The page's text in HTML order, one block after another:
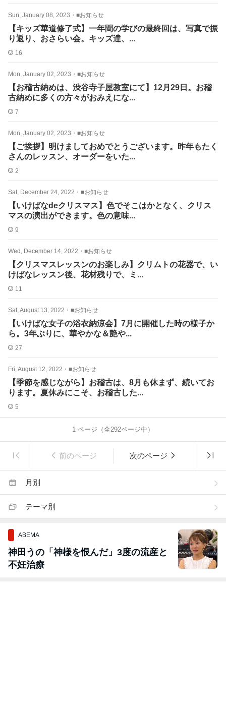
Sun, January 08, 2023 ・ ■お知らせ
【キッズ華道修了式】一年間の学びの最終回は、写真で振
り返り、おさらい会。キッズ達、...
16
Mon, January 02, 2023 ・ ■お知らせ
【お稽古納めは、渋谷寺子屋教室にて】12月29日。お稽
古納めに多くの方々がおみえにな...
7
Mon, January 02, 2023 ・ ■お知らせ
【ご挨拶】明けましておめでとうございます。昨年もたく
さんのレッスン、オーダーをいた...
2
Sat, December 24, 2022 ・ ■お知らせ
【いけばなdeクリスマス】色でそこはかとなく、クリス
マスの演出ができます。色の意味...
9
Wed, December 14, 2022 ・ ■お知らせ
【クリスマスレッスンのお楽しみ】クリムトの花器で、い
けばなレッスン後、花材残りで、ミ...
11
Sat, August 13, 2022 ・ ■お知らせ
【いけばな女子の浴衣納涼会】7月に開催した時の様子か
ら。3年ぶりに、華やかな＆艶や...
27
Fri, August 12, 2022 ・ ■お知らせ
【季節を感じながら】お稽古は、8月も休まず、続いてお
ります。夏休みにこそ、お稽古した...
5
1 ページ（全292ページ中）
前のページ 次のページ
月別
テーマ別
ABEMA
神田うの「神様を恨んだ」3度の流産と
不妊治療